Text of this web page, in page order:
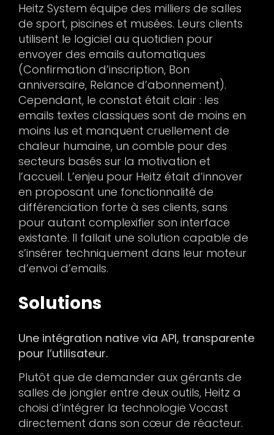
Heitz System équipe des milliers de salles
de sport, piscines et musées. Leurs clients
utilisent le logiciel au quotidien pour
envoyer des emails automatiques
(Confirmation d’inscription, Bon
anniversaire, Relance d’abonnement).
Cependant, le constat était clair : les
emails textes classiques sont de moins en
moins lus et manquent cruellement de
chaleur humaine, un comble pour des
secteurs basés sur la motivation et
l’accueil. L’enjeu pour Heitz était d’innover
en proposant une fonctionnalité de
différenciation forte à ses clients, sans
pour autant complexifier son interface
existante. Il fallait une solution capable de
s’insérer techniquement dans leur moteur
d’envoi d’emails.
Solutions
Une intégration native via API, transparente
pour l’utilisateur.
Plutôt que de demander aux gérants de
salles de jongler entre deux outils, Heitz a
choisi d’intégrer la technologie Vocast
directement dans son cœur de réacteur.